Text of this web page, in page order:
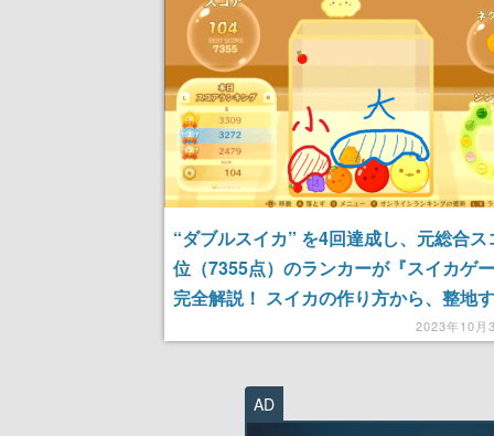
“ダブルスイカ” を4回達成し、元総合ス
位（7355点）のランカーが『スイカゲ
完全解説！ スイカの作り方から、整地
や時差置きなど上級テクニックまで紹介
2023年10月
AD